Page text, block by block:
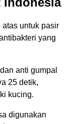
untuk pasir
yang
anti gumpal
25 detik,
kucing.
digunakan